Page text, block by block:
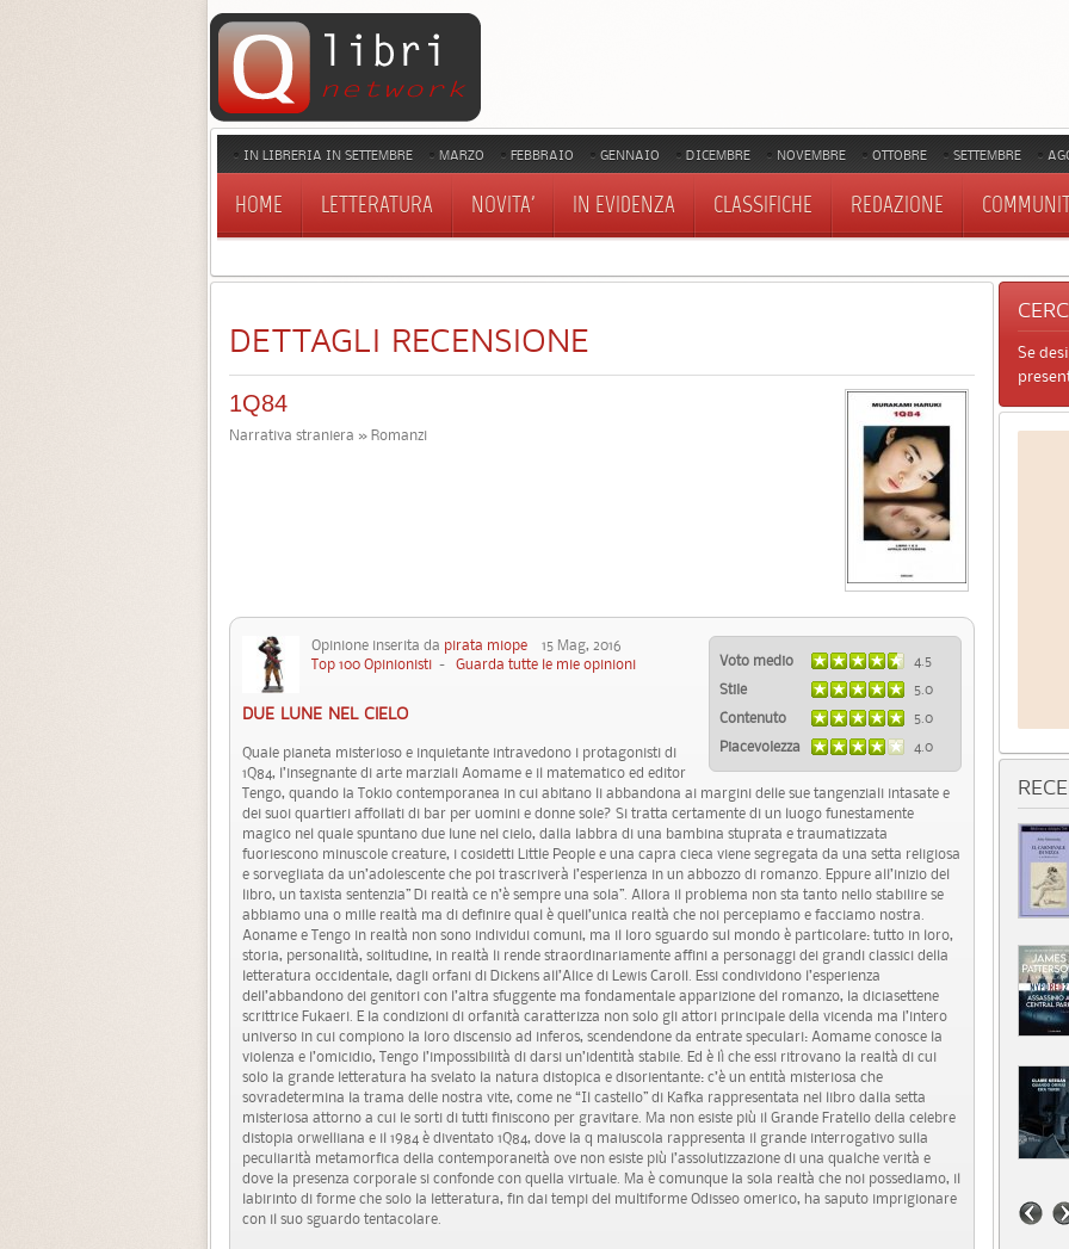
IN LIBRERIA IN SETTEMBRE MARZO FEBBRAIO GENNAIO DICEMBRE NOVEMBRE OTTOBRE SETTEMBRE
HOME LETTERATURA NOVITA' IN EVIDENZA CLASSIFICHE REDAZIONE
DETTAGLI RECENSIONE
1Q84
Narrativa straniera » Romanzi
Voto medio
4.5
Stile
5.0
Contenuto
5.0
Piacevolezza
4.0
Opinione inserita da pirata miope 15 Mag, 2016
Top 100 Opinionisti - Guarda tutte le mie opinioni
DUE LUNE NEL CIELO
Quale pianeta misterioso e inquietante intravedono i protagonisti di
1Q84, l’insegnante di arte marziali Aomame e il matematico ed editor
Tengo, quando la Tokio contemporanea in cui abitano li abbandona ai margini delle sue tangenziali intasate e
dei suoi quartieri affollati di bar per uomini e donne sole? Si tratta certamente di un luogo funestamente
magico nel quale spuntano due lune nel cielo, dalla labbra di una bambina stuprata e traumatizzata
fuoriescono minuscole creature, i cosidetti Little People e una capra cieca viene segregata da una setta religiosa
e sorvegliata da un’adolescente che poi trascriverà l’esperienza in un abbozzo di romanzo. Eppure all’inizio del
libro, un taxista sentenzia” Di realtà ce n’è sempre una sola”. Allora il problema non sta tanto nello stabilire se
abbiamo una o mille realtà ma di definire qual è quell’unica realtà che noi percepiamo e facciamo nostra.
Aoname e Tengo in realtà non sono individui comuni, ma il loro sguardo sul mondo è particolare: tutto in loro,
storia, personalità, solitudine, in realtà li rende straordinariamente affini a personaggi dei grandi classici della
letteratura occidentale, dagli orfani di Dickens all’Alice di Lewis Caroll. Essi condividono l’esperienza
dell’abbandono dei genitori con l’altra sfuggente ma fondamentale apparizione del romanzo, la diciasettene
scrittrice Fukaeri. E la condizioni di orfanità caratterizza non solo gli attori principale della vicenda ma l’intero
universo in cui compiono la loro discensio ad inferos, scendendone da entrate speculari: Aomame conosce la
violenza e l’omicidio, Tengo l’impossibilità di darsi un’identità stabile. Ed è lì che essi ritrovano la realtà di cui
solo la grande letteratura ha svelato la natura distopica e disorientante: c’è un entità misteriosa che
sovradetermina la trama delle nostra vite, come ne “Il castello” di Kafka rappresentata nel libro dalla setta
misteriosa attorno a cui le sorti di tutti finiscono per gravitare. Ma non esiste più il Grande Fratello della celebre
distopia orwelliana e il 1984 è diventato 1Q84, dove la q maiuscola rappresenta il grande interrogativo sulla
peculiarità metamorfica della contemporaneità ove non esiste più l’assolutizzazione di una qualche verità e
dove la presenza corporale si confonde con quella virtuale. Ma è comunque la sola realtà che noi possediamo, il
labirinto di forme che solo la letteratura, fin dai tempi del multiforme Odisseo omerico, ha saputo imprigionare
con il suo sguardo tentacolare.
Se